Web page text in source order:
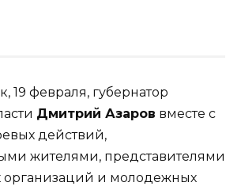
19 февраля, губернатор
Дмитрий Азаров вместе с
действий,
жителями, представителями
организаций и молодежных